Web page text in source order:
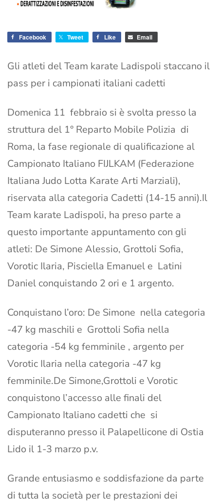
Facebook Tweet Like Email
Gli atleti del Team karate Ladispoli staccano il
pass per i campionati italiani cadetti
Domenica 11 febbraio si è svolta presso la
struttura del 1° Reparto Mobile Polizia di
Roma, la fase regionale di qualificazione al
Campionato Italiano FIJLKAM (Federazione
Italiana Judo Lotta Karate Arti Marziali),
riservata alla categoria Cadetti (14-15 anni).Il
Team karate Ladispoli, ha preso parte a
questo importante appuntamento con gli
atleti: De Simone Alessio, Grottoli Sofia,
Vorotic Ilaria, Pisciella Emanuel e Latini
Daniel conquistando 2 ori e 1 argento.
Conquistano l’oro: De Simone nella categoria
-47 kg maschili e Grottoli Sofia nella
categoria -54 kg femminile , argento per
Vorotic Ilaria nella categoria -47 kg
femminile.De Simone,Grottoli e Vorotic
conquistono l’accesso alle finali del
Campionato Italiano cadetti che si
disputeranno presso il Palapellicone di Ostia
Lido il 1-3 marzo p.v.
Grande entusiasmo e soddisfazione da parte
di tutta la società per le prestazioni dei